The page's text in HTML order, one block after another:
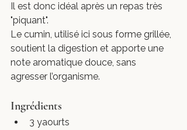
Il est donc idéal après un repas très
"piquant".
Le cumin, utilisé ici sous forme grillée,
soutient la digestion et apporte une
note aromatique douce, sans
agresser l’organisme.
Ingrédients
3 yaourts